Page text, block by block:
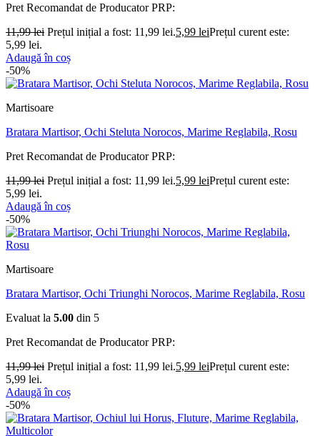
Pret Recomandat de ProducatorPRP:
11,99lei Prețul inițial a fost: 11,99 lei.5,99 leiPrețul curent este:
5,99 lei.
Adaugă în coș
-50%
Martisoare
Bratara Martisor, Ochi Steluta Norocos, Marime Reglabila, Rosu
Pret Recomandat de ProducatorPRP:
11,99lei Prețul inițial a fost: 11,99 lei.5,99 leiPrețul curent este:
5,99 lei.
Adaugă în coș
-50%
Martisoare
Bratara Martisor, Ochi Triunghi Norocos, Marime Reglabila, Rosu
Evaluat la 5.00 din 5
Pret Recomandat de ProducatorPRP:
11,99lei Prețul inițial a fost: 11,99 lei.5,99 leiPrețul curent este:
5,99 lei.
Adaugă în coș
-50%